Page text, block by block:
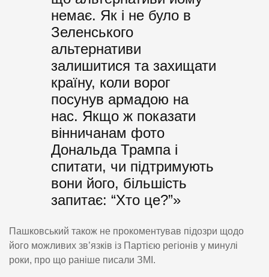
немає. Як і не було в
Зеленського
альтернативи
залишитися та захищати
країну, коли ворог
посунув армадою на
нас. Якщо ж показати
вінничанам фото
Дональда Трампа і
спитати, чи підтримують
вони його, більшість
запитає: “Хто це?”»
Пашковський також не прокоментував підозри щодо
його можливих зв’язків із Партією регіонів у минулі
роки, про що раніше писали ЗМІ.